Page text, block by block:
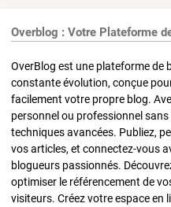
Overblog : Votre Plateforme
OverBlog est une plateforme de
constante évolution, conçue
facilement votre propre blog.
personnel ou professionnel
techniques avancées. Publiez,
vos articles, et connectez-vous
blogueurs passionnés.
optimiser le référencement de
visiteurs. Créez votre espace en